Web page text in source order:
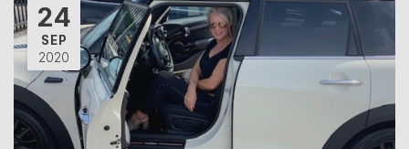
24
SEP
2020